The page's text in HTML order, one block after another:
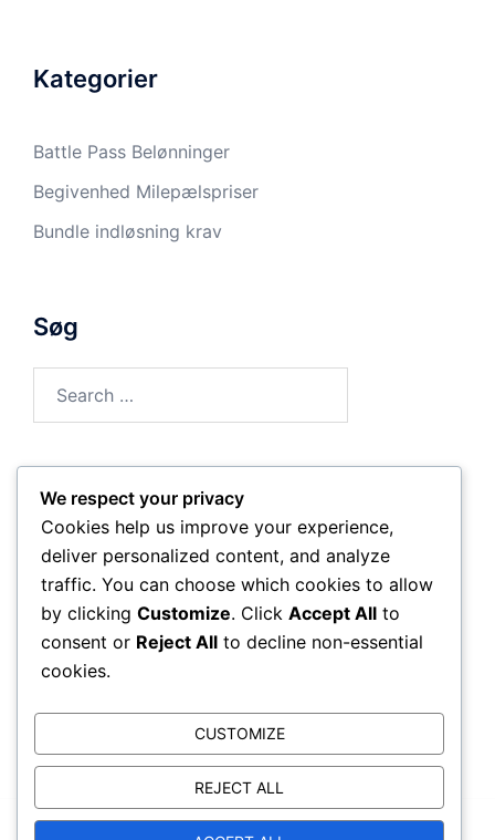
Kategorier
Battle Pass Belønninger
Begivenhed Milepælspriser
Bundle indløsning krav
Søg
Arkiv
March 2026
February 2026
We respect your privacy
Cookies help us improve your experience,
deliver personalized content, and analyze
traffic. You can choose which cookies to allow
by clicking Customize. Click Accept All to
consent or Reject All to decline non-essential
cookies.
CUSTOMIZE
REJECT ALL